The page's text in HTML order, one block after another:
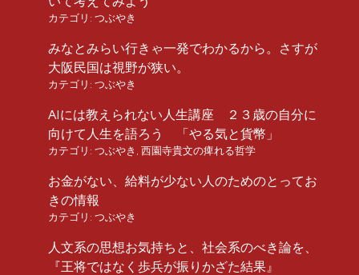
カテゴリ: つぶやき
みなとみらい行きゃ一発でわかるから。さすが
大阪民国は視野が狭い。
カテゴリ: つぶやき
AIには教えられない人生講座 ２３歳の自分に
向けて人生を語ろう 「やる気と貨幣」
カテゴリ: つぶやき 西園寺貴文の痺れる哲学
お金がない、給料が少ない人のためのとってお
きの情報
カテゴリ: つぶやき
人文系の思想お気持ちと、社会系のべき論を、
『王将ではなく歩兵が振りかざた結果』